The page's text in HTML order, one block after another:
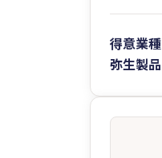
得意業種
弥生製品